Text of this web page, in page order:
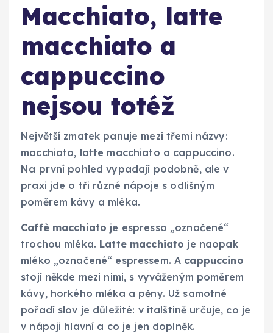
Macchiato, latte
macchiato a
cappuccino
nejsou totéž
Největší zmatek panuje mezi třemi názvy:
macchiato, latte macchiato a cappuccino.
Na první pohled vypadají podobně, ale v
praxi jde o tři různé nápoje s odlišným
poměrem kávy a mléka.
Caffè macchiato je espresso „označené“
trochou mléka. Latte macchiato je naopak
mléko „označené“ espressem. A cappuccino
stojí někde mezi nimi, s vyváženým poměrem
kávy, horkého mléka a pěny. Už samotné
pořadí slov je důležité: v italštině určuje, co je
v nápoji hlavní a co je jen doplněk.